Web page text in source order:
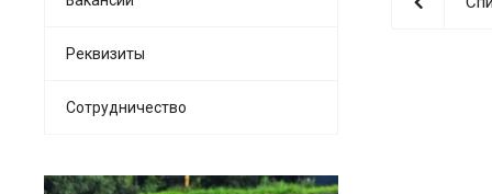
Реквизиты
Сотрудничество